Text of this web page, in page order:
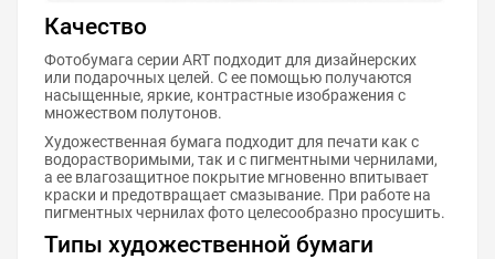
Качество
Фотобумага серии ART подходит для дизайнерских
или подарочных целей. С ее помощью получаются
насыщенные, яркие, контрастные изображения с
множеством полутонов.
Художественная бумага подходит для печати как с
водорастворимыми, так и с пигментными чернилами,
а ее влагозащитное покрытие мгновенно впитывает
краски и предотвращает смазывание. При работе на
пигментных чернилах фото целесообразно просушить.
Типы художественной бумаги